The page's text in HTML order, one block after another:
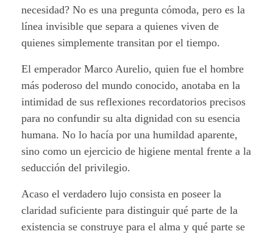
necesidad? No es una pregunta cómoda, pero es la
línea invisible que separa a quienes viven de
quienes simplemente transitan por el tiempo.
El emperador Marco Aurelio, quien fue el hombre
más poderoso del mundo conocido, anotaba en la
intimidad de sus reflexiones recordatorios precisos
para no confundir su alta dignidad con su esencia
humana. No lo hacía por una humildad aparente,
sino como un ejercicio de higiene mental frente a la
seducción del privilegio.
Acaso el verdadero lujo consista en poseer la
claridad suficiente para distinguir qué parte de la
existencia se construye para el alma y qué parte se